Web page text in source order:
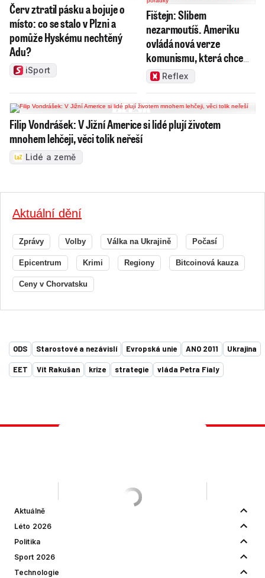
Červ ztratil pásku a bojuje o
místo: co se stalo v Plzni a
pomůže Hyskému nechtěný
Adu?
iSport
Fištejn: Slibem
nezarmoutíš. Ameriku
ovládá nová verze
komunismu, která chce
měnit zajeté pořádky
Reflex
Filip Vondrášek: V Jižní Americe si lidé plují životem
mnohem lehčeji, věci tolik neřeší
Lidé a země
Aktuální dění
Zprávy Volby Válka na Ukrajině Počasí
Epicentrum Krimi Regiony Bitcoinová kauza
Ceny v Chorvatsku
ODS Starostové a nezávislí Evropská unie ANO 2011 Ukrajina
EET Vít Rakušan krize strategie vláda Petra Fialy
Aktuálně
Léto 2026
Politika
Sport 2026
Technologie